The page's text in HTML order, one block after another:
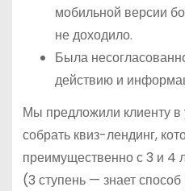
мобильной версии
не доходило.
Была
действию и
Мы предложили клиенту
собрать квиз-лендинг,
преимущественно с 3 и 4
(3 ступень — знает